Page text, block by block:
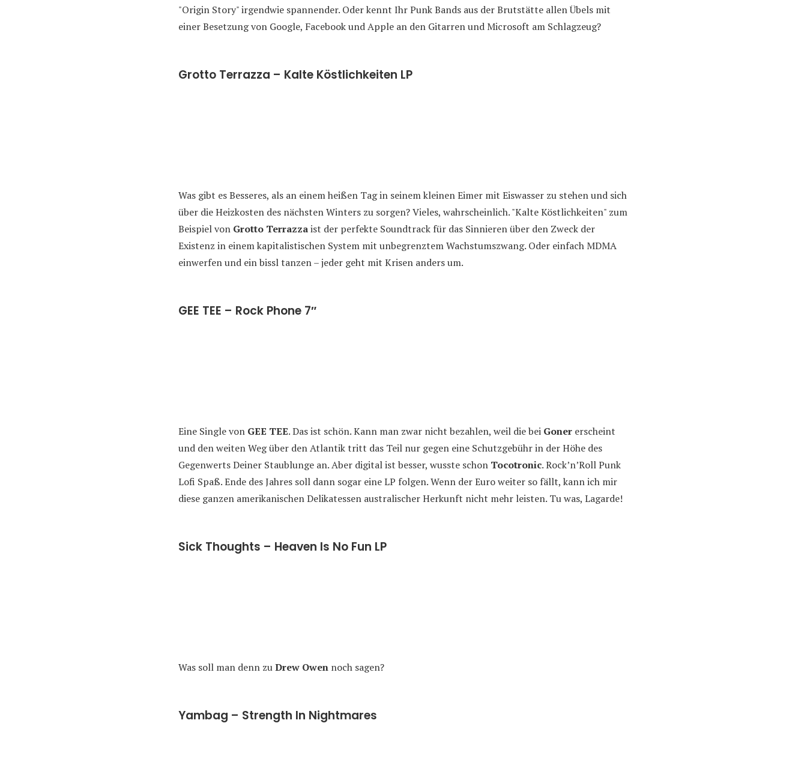
"Origin Story" irgendwie spannender. Oder kennt Ihr Punk Bands aus der Brutstätte allen Übels mit
einer Besetzung von Google, Facebook und Apple an den Gitarren und Microsoft am Schlagzeug?
Grotto Terrazza – Kalte Köstlichkeiten LP
Was gibt es Besseres, als an einem heißen Tag in seinem kleinen Eimer mit Eiswasser zu stehen und sich
über die Heizkosten des nächsten Winters zu sorgen? Vieles, wahrscheinlich. "Kalte Köstlichkeiten" zum
Beispiel von Grotto Terrazzaist der perfekte Soundtrack für das Sinnieren über den Zweck der
Existenz in einem kapitalistischen System mit unbegrenztem Wachstumszwang. Oder einfach MDMA
einwerfen und ein bissl tanzen – jeder geht mit Krisen anders um.
GEE TEE – Rock Phone 7″
Eine Single von GEE TEE. Das ist schön. Kann man zwar nicht bezahlen, weil die bei Goner erscheint
und den weiten Weg über den Atlantik tritt das Teil nur gegen eine Schutzgebühr in der Höhe des
Gegenwerts Deiner Staublunge an. Aber digital ist besser, wusste schon Tocotronic. Rock’n’Roll Punk
Lofi Spaß. Ende des Jahres soll dann sogar eine LP folgen. Wenn der Euro weiter so fällt, kann ich mir
diese ganzen amerikanischen Delikatessen australischer Herkunft nicht mehr leisten. Tu was, Lagarde!
Sick Thoughts – Heaven Is No Fun LP
Was soll man denn zuDrew Owen noch sagen?
Yambag – Strength In Nightmares